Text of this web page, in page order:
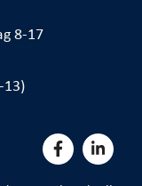
8-17
13)